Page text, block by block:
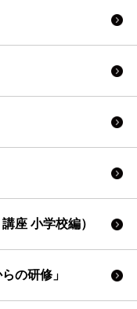
座 小学校編）
の研修」